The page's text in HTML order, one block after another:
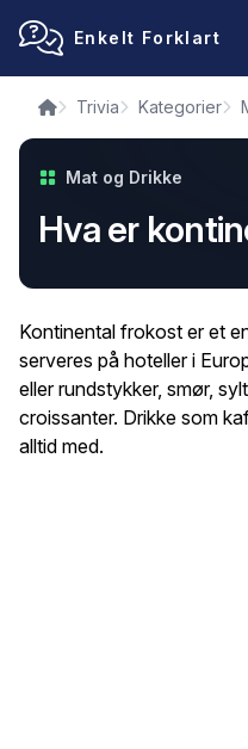
Enkelt Forklart
Trivia Kategorier
Mat og Drikke
Hva er
Kontinental frokost er et
serveres på hoteller i
eller rundstykker, smør,
croissanter. Drikke som
alltid med.